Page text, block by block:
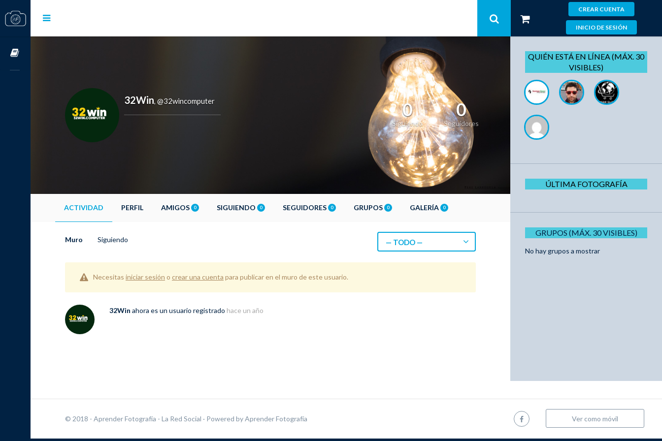
CREAR CUENTA
INICIO DE SESIÓN
32Win, @32wincomputer 0
Siguiendo
0
Seguidores
ACTIVIDAD PERFIL AMIGOS 0 SIGUIENDO 0 SEGUIDORES 0 GRUPOS 0 GALERÍA 0
Muro Siguiendo — TODO —
Necesitas iniciar sesión o crear una cuenta para publicar en el muro de este usuario.
32Win ahora es un usuario registrado hace un año
QUIÉN ESTÁ EN LÍNEA (MÁX. 30
VISIBLES)
ÚLTIMA FOTOGRAFÍA
GRUPOS (MÁX. 30 VISIBLES)
No hay grupos a mostrar
© 2018 - Aprender Fotografía - La Red Social · Powered byAprender Fotografía